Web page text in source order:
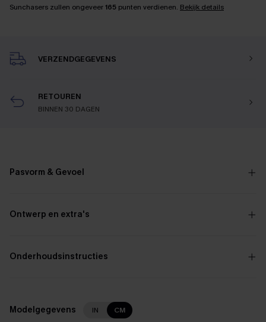
Sunchasers zullen ongeveer165 punten verdienen. Bekijk details
VERZENDGEGEVENS
RETOUREN
BINNEN 30 DAGEN
Pasvorm & Gevoel
Ontwerp en extra's
Onderhoudsinstructies
Modelgegevens IN CM